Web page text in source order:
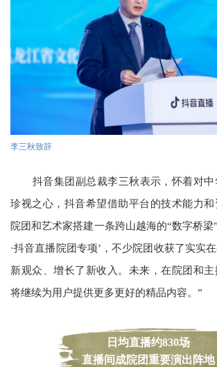
李三秋致辞
抖音集团副总裁李三秋表示，怀着对
珍视之心，抖音希望借助平台的技术能力
院团和艺术家搭建一条跨山越海的“数字桥梁
·抖音直播院团专项’，不少院团收获了实实
新观众、增长了新收入。未来，在院团和
将继续为用户提供更多更好的精品内容。”
日均直播约830场
直播间成院团重要演出阵地